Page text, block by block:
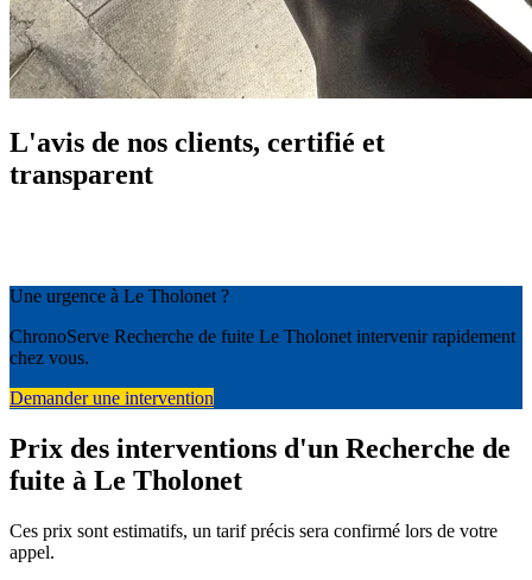
L'avis de nos clients, certifié et
transparent
Une urgence à Le Tholonet ?
ChronoServe Recherche de fuite Le Tholonet intervenir rapidement
chez vous.
Demander une intervention
Prix des interventions d'un Recherche de
fuite à Le Tholonet
Ces prix sont estimatifs, un tarif précis sera confirmé lors de votre
appel.